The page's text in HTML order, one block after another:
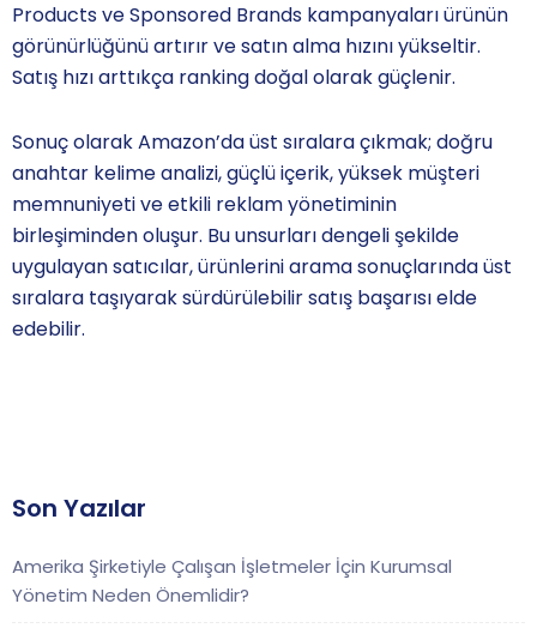
Products ve Sponsored Brands kampanyaları ürünün
görünürlüğünü artırır ve satın alma hızını yükseltir.
Satış hızı arttıkça ranking doğal olarak güçlenir.
Sonuç olarak Amazon’da üst sıralara çıkmak; doğru
anahtar kelime analizi, güçlü içerik, yüksek müşteri
memnuniyeti ve etkili reklam yönetiminin
birleşiminden oluşur. Bu unsurları dengeli şekilde
uygulayan satıcılar, ürünlerini arama sonuçlarında üst
sıralara taşıyarak sürdürülebilir satış başarısı elde
edebilir.
Son Yazılar
Amerika Şirketiyle Çalışan İşletmeler İçin Kurumsal
Yönetim Neden Önemlidir?